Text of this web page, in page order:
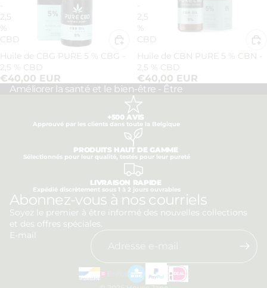
2,5
%
CBD
Huile de CBG PURE 5 % CBG -
2,5 % CBD
€40,00 EUR
2,5
%
CBD
Huile de CBN PURE 5 % CBN -
2,5 % CBD
€40,00 EUR
Améliorer la santé et le bien-être - Être
+500 AVIS
Approuvé par les clients dans toute la Belgique
PRODUITS HAUT DE GAMME
Sélectionnés pour leur qualité, testés pour leur pureté
LIVRAISON RAPIDE
Expédié discrètement sous 1 à 2 jours ouvrables
Abonnez-vous à nos courriels
Soyez le premier à être informé des nouvelles collections
et des offres spéciales.
E-mail
Politique de confidentialité
Politique de remboursement
Conditions d’utilisation